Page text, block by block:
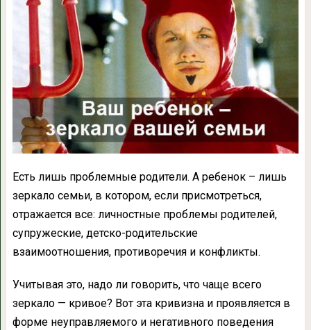
Есть лишь проблемные родители. А ребенок – лишь
зеркало семьи, в котором, если присмотреться,
отражается все: личностные проблемы родителей,
супружеские, детско-родительские
взаимоотношения, противоречия и конфликты.
Учитывая это, надо ли говорить, что чаще всего
зеркало — кривое? Вот эта кривизна и проявляется в
форме неуправляемого и негативного поведения